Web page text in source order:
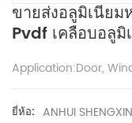
ขายส่งอลูมิเนีย
Pvdf เคลือบอลูมิ
Application:Door,
ยี่ห้อ: ANHUI SHENGXIN